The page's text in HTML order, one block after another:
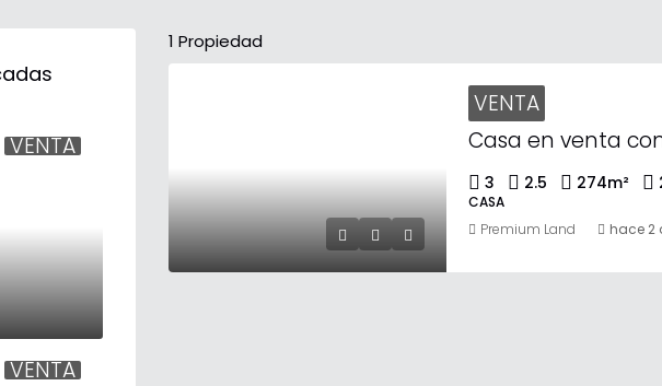
1 Propiedad
VENTA
3 2.5 274m²
CASA
Premium Land hace 2
VENTA
VENTA